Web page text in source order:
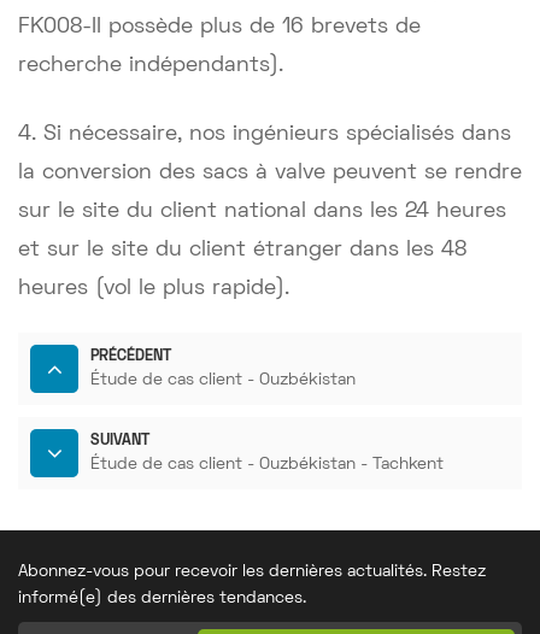
FK008-II possède plus de 16 brevets de
recherche indépendants).
4. Si nécessaire, nos ingénieurs spécialisés dans
la conversion des sacs à valve peuvent se rendre
sur le site du client national dans les 24 heures
et sur le site du client étranger dans les 48
heures (vol le plus rapide).
PRÉCÉDENT
Étude de cas client - Ouzbékistan
SUIVANT
Étude de cas client - Ouzbékistan - Tachkent
Abonnez-vous pour recevoir les dernières actualités. Restez
informé(e) des dernières tendances.